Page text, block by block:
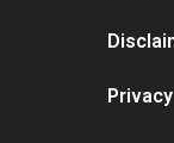
Privacy